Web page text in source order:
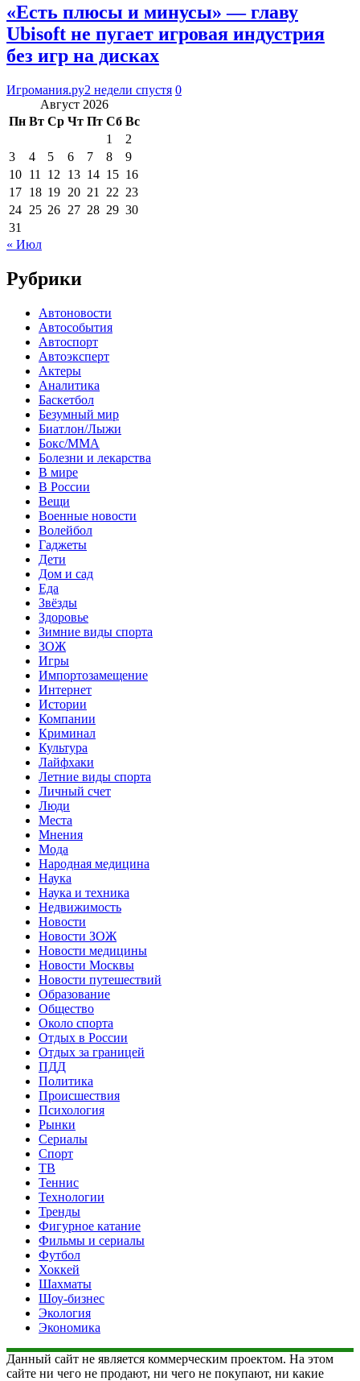
«Есть плюсы и минусы» — главу
Ubisoft не пугает игровая индустрия
без игр на дисках
Игромания.ру2 недели спустя 0
Август 2026
Пн Вт Ср Чт Пт Сб Вс
1
2
3
4 5 6 7 8
9
10 11 12 13 14 15 16
17 18 19 20 21 22 23
24 25 26 27 28 29 30
31
« Июл
Рубрики
Автоновости
Автособытия
Автоспорт
Автоэксперт
Актеры
Аналитика
Баскетбол
Безумный мир
Биатлон/Лыжи
Бокс/MMA
Болезни и лекарства
В мире
В России
Вещи
Военные новости
Волейбол
Гаджеты
Дети
Дом и сад
Еда
Звёзды
Здоровье
Зимние виды спорта
ЗОЖ
Игры
Импортозамещение
Интернет
Истории
Компании
Криминал
Культура
Лайфхаки
Летние виды спорта
Личный счет
Люди
Места
Мнения
Мода
Народная медицина
Наука
Наука и техника
Недвижимость
Новости
Новости ЗОЖ
Новости медицины
Новости Москвы
Новости путешествий
Образование
Общество
Около спорта
Отдых в России
Отдых за границей
ПДД
Политика
Происшествия
Психология
Рынки
Сериалы
Спорт
ТВ
Теннис
Технологии
Тренды
Фигурное катание
Фильмы и сериалы
Футбол
Хоккей
Шахматы
Шоу-бизнес
Экология
Экономика
Данный сайт не является коммерческим проектом. На этом
сайте ни чего не продают, ни чего не покупают, ни какие